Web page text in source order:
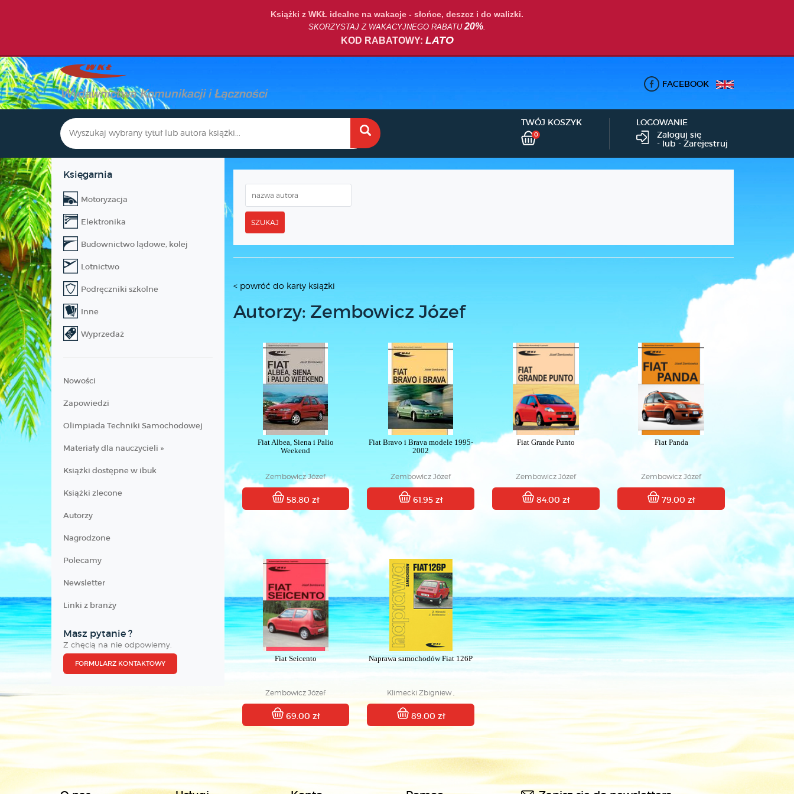
Książki z WKŁ idealne na wakacje - słońce, deszcz i do walizki.
SKORZYSTAJ Z WAKACYJNEGO RABATU20%.
KOD RABATOWY: LATO
FACEBOOK
TWÓJ KOSZYK
0
LOGOWANIE
Zaloguj się
- lub - Zarejestruj
Księgarnia
Motoryzacja
Elektronika
Budownictwo lądowe, kolej
Lotnictwo
Podręczniki szkolne
Inne
Wyprzedaż
Nowości
Zapowiedzi
Olimpiada Techniki Samochodowej
Materiały dla nauczycieli »
Książki dostępne w ibuk
Książki zlecone
Autorzy
Nagrodzone
Polecamy
Newsletter
Linki z branży
Masz pytanie ?
Z chęcią na nie odpowiemy.
FORMULARZ KONTAKTOWY
SZUKAJ
< powróć do karty książki
Autorzy: Zembowicz Józef
Fiat Albea, Siena i Palio
Weekend
Zembowicz Józef
58.80 zł
Fiat Bravo i Brava modele 1995-
2002
Zembowicz Józef
61.95 zł
Fiat Grande Punto
Zembowicz Józef
84.00 zł
Fiat Panda
Zembowicz Józef
79.00 zł
Fiat Seicento
Zembowicz Józef
69.00 zł
Naprawa samochodów Fiat 126P
Klimecki Zbigniew ,
Zembowicz Józef
89.00 zł